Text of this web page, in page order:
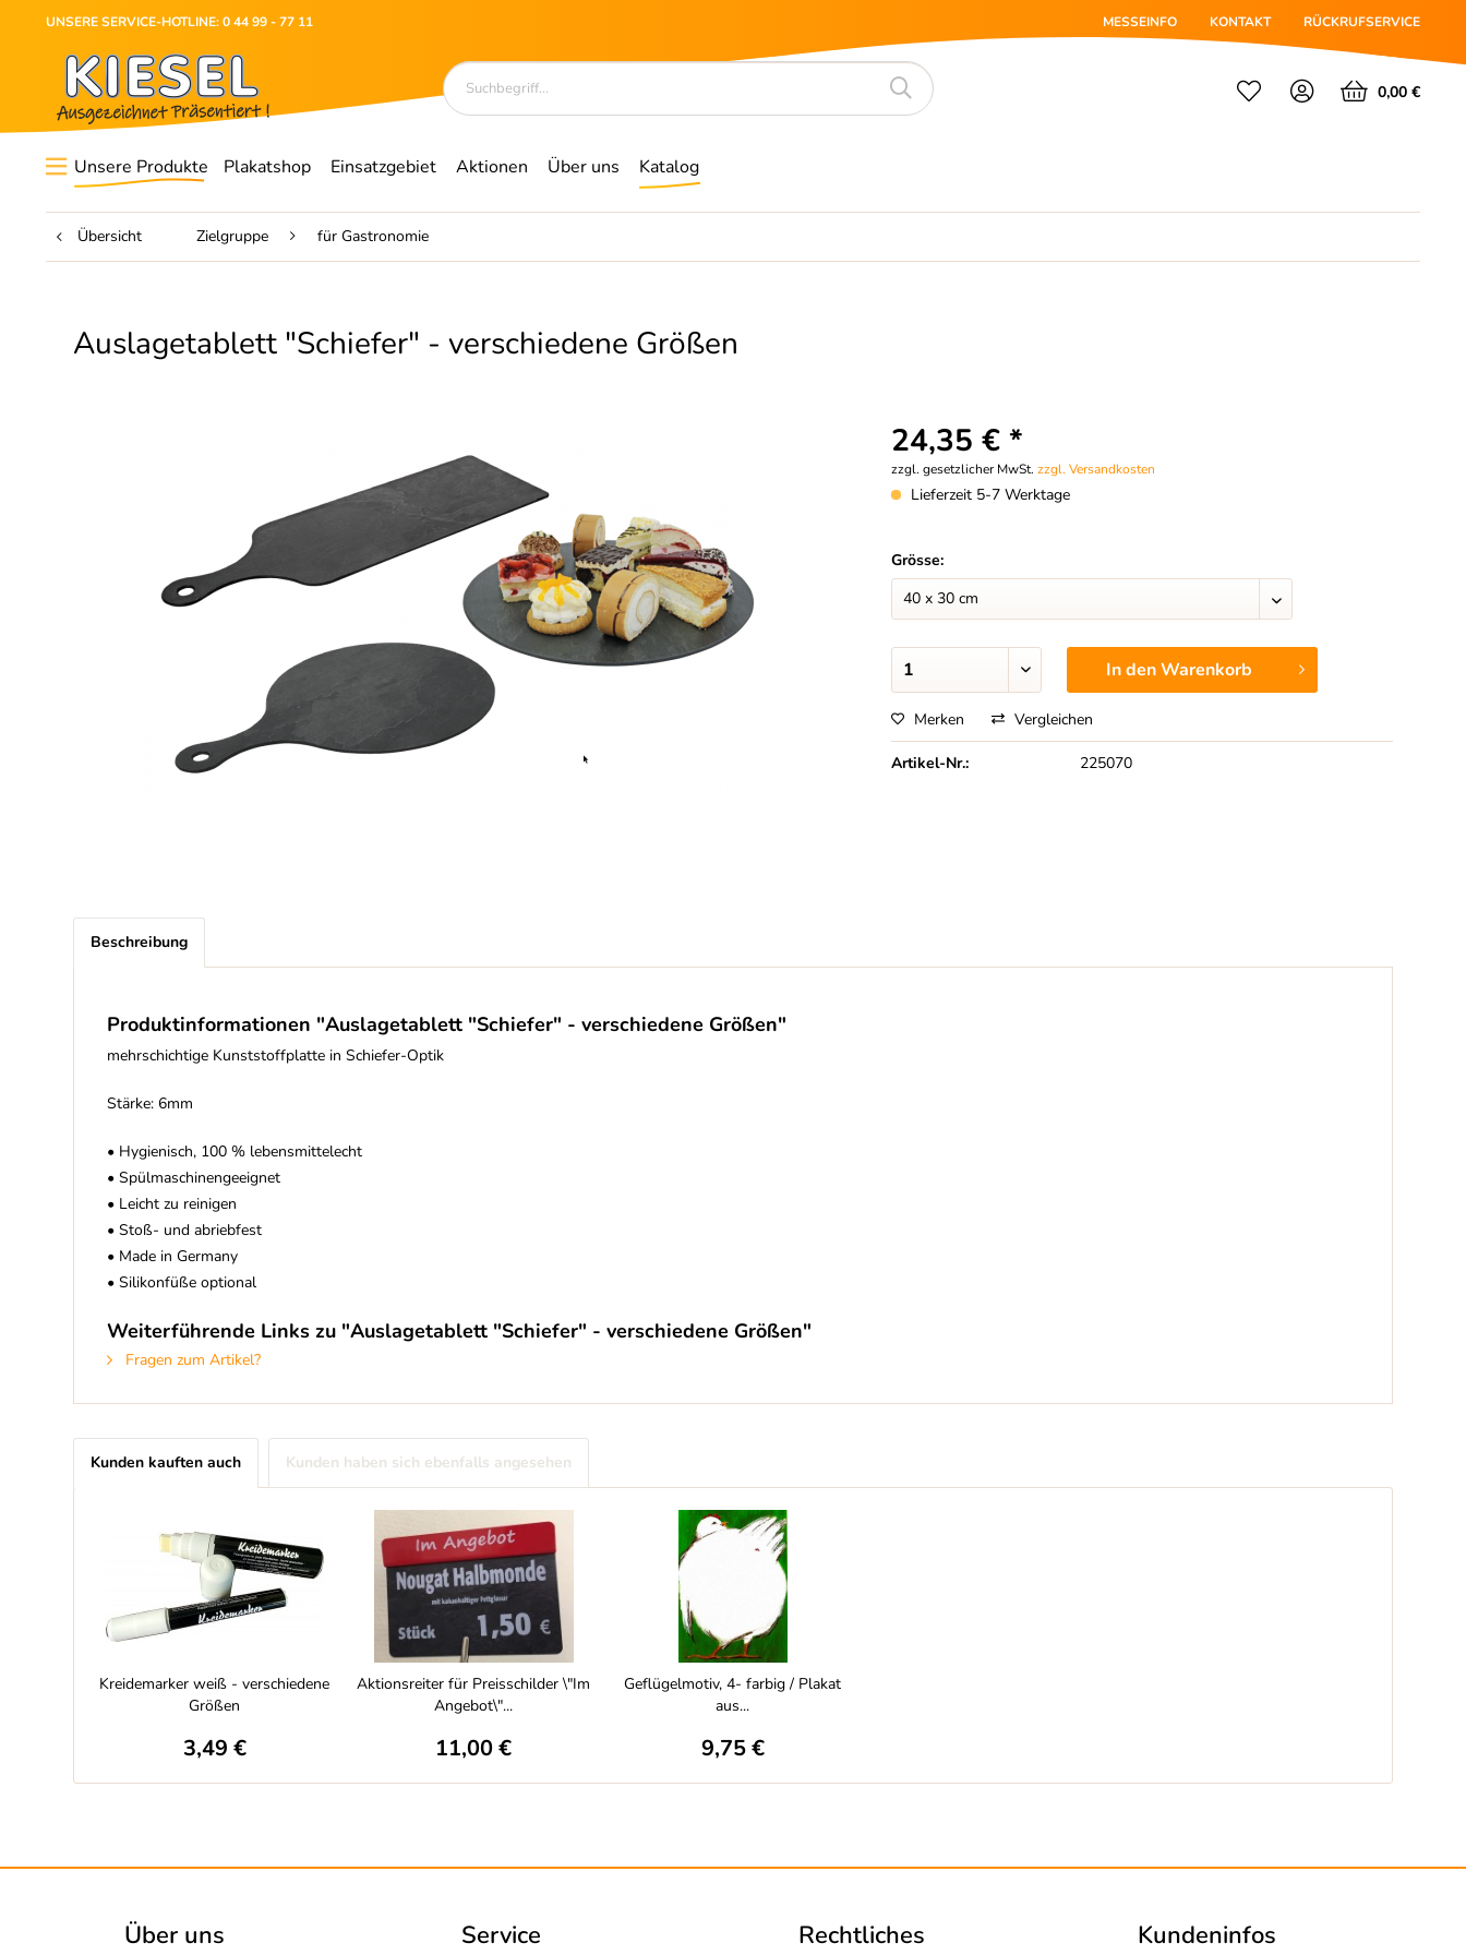
UNSERE SERVICE-HOTLINE: 0 44 99 - 77 11 MESSEINFO KONTAKT RÜCKRUFSERVICE
0,00 €
Unsere Produkte Plakatshop Einsatzgebiet Aktionen Über uns Katalog
Übersicht Zielgruppe für Gastronomie
Auslagetablett "Schiefer" - verschiedene Größen
24,35 € *
zzgl. gesetzlicher MwSt.zzgl. Versandkosten
Lieferzeit 5-7 Werktage
Grösse:
In denWarenkorb
Merken Vergleichen
Artikel-Nr.: 225070
Beschreibung
Produktinformationen "Auslagetablett "Schiefer" - verschiedene Größen"
mehrschichtige Kunststoffplatte in Schiefer-Optik
Stärke: 6mm
• Hygienisch, 100 % lebensmittelecht
• Spülmaschinengeeignet
• Leicht zu reinigen
• Stoß- und abriebfest
• Made in Germany
• Silikonfüße optional
Weiterführende Links zu "Auslagetablett "Schiefer" - verschiedene Größen"
Fragen zum Artikel?
Kunden kauften auch Kunden haben sich ebenfalls angesehen
Kreidemarker weiß - verschiedene
Größen
3,49 €
Aktionsreiter für Preisschilder \"Im
Angebot\"...
11,00 €
Geflügelmotiv, 4- farbig / Plakat
aus...
9,75 €
Über uns Service Rechtliches Kundeninfos